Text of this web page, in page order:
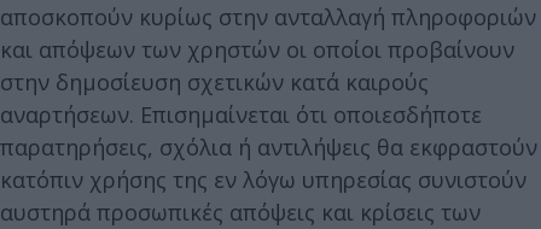
αποσκοπούν κυρίως στην ανταλλαγή πληροφοριών
και απόψεων των χρηστών οι οποίοι προβαίνουν
στην δημοσίευση σχετικών κατά καιρούς
αναρτήσεων. Επισημαίνεται ότι οποιεσδήποτε
παρατηρήσεις, σχόλια ή αντιλήψεις θα εκφραστούν
κατόπιν χρήσης της εν λόγω υπηρεσίας συνιστούν
αυστηρά προσωπικές απόψεις και κρίσεις των